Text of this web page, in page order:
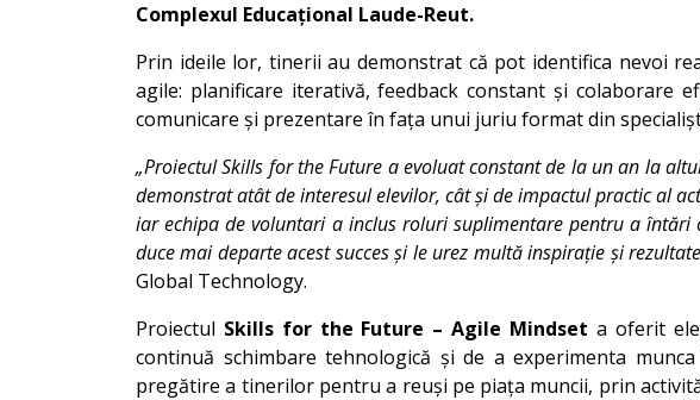
Complexul Educațional Laude-Reut.
Prin ideile lor, tinerii au demonstrat că pot identifica nevoi
agile: planificare iterativă, feedback constant și colaborare
comunicare și prezentare în fața unui juriu format din
„Proiectul Skills for the Future a evoluat constant de la un an la
demonstrat atât de interesul elevilor, cât și de impactul practic al
iar echipa de voluntari a inclus roluri suplimentare pentru a
duce mai departe acest succes și le urez multă inspirație și
Global Technology.
Proiectul Skills for the Future – Agile Mindset a oferit
continuă schimbare tehnologică și de a experimenta
pregătire a tinerilor pentru a reuși pe piața muncii, prin